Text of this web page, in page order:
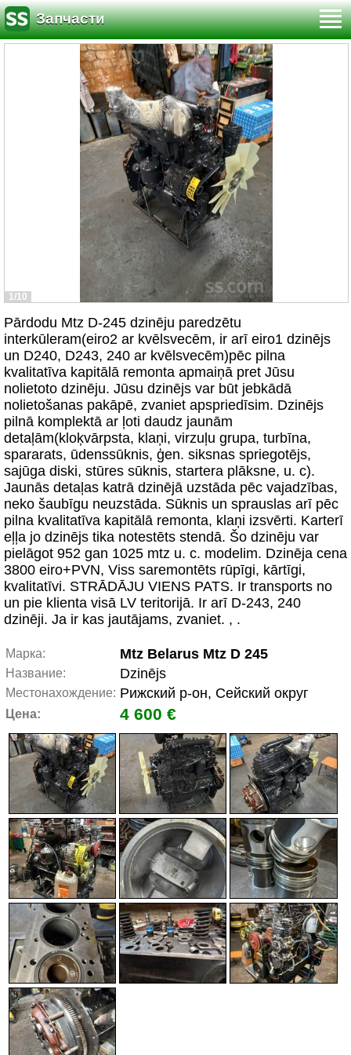
Запчасти
1/10
Pārdodu Mtz D-245 dzinēju paredzētu
interkūleram(eiro2 ar kvēlsvecēm, ir arī eiro1 dzinējs
un D240, D243, 240 ar kvēlsvecēm)pēc pilna
kvalitatīva kapitālā remonta apmaiņā pret Jūsu
nolietoto dzinēju. Jūsu dzinējs var būt jebkādā
nolietošanas pakāpē, zvaniet apspriedīsim. Dzinējs
pilnā komplektā ar ļoti daudz jaunām
detaļām(kloķvārpsta, klaņi, virzuļu grupa, turbīna,
spararats, ūdenssūknis, ģen. siksnas spriegotējs,
sajūga diski, stūres sūknis, startera plāksne, u. c).
Jaunās detaļas katrā dzinējā uzstāda pēc vajadzības,
neko šaubīgu neuzstāda. Sūknis un sprauslas arī pēc
pilna kvalitatīva kapitālā remonta, klaņi izsvērti. Karterī
eļļa jo dzinējs tika notestēts stendā. Šo dzinēju var
pielāgot 952 gan 1025 mtz u. c. modelim. Dzinēja cena
3800 eiro+PVN, Viss saremontēts rūpīgi, kārtīgi,
kvalitatīvi. STRĀDĀJU VIENS PATS. Ir transports no
un pie klienta visā LV teritorijā. Ir arī D-243, 240
dzinēji. Ja ir kas jautājams, zvaniet. , .
Марка: Mtz Belarus Mtz D 245
Название: Dzinējs
Местонахождение: Рижский р-он, Сейский округ
Цена: 4 600 €